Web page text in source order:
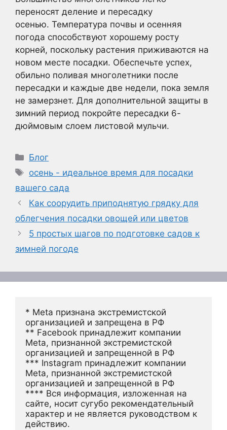
переносят деление и пересадку
осенью. Температура почвы и осенняя
погода способствуют хорошему росту
корней, поскольку растения приживаются на
новом месте посадки. Обеспечьте успех,
обильно поливая многолетники после
пересадки и каждые две недели, пока земля
не замерзнет. Для дополнительной защиты в
зимний период покройте пересадки 6-
дюймовым слоем листовой мульчи.
Рубрики
Блог
Метки
осень - идеальное время для посадки
вашего сада
Как соорудить приподнятую грядку для
облегчения посадки овощей или цветов
5 простых шагов по подготовке садов к
зимней погоде
* Meta признана экстремистской
организацией и запрещена в РФ
** Facebook принадлежит компании
Meta, признанной экстремистской
организацией и запрещенной в РФ
*** Instagram принадлежит компании
Meta, признанной экстремистской
организацией и запрещенной в РФ
**** Вся информация, изложенная на
сайте, носит сугубо рекомендательный
характер и не является руководством к
действию.